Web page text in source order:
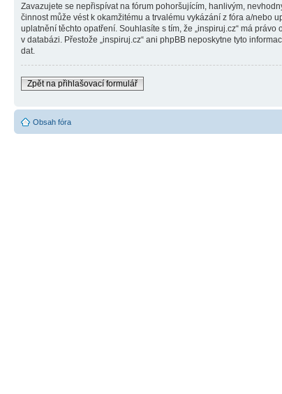
Zavazujete se nepřispívat na fórum pohoršujícím, hanlivým,
činnost může vést k okamžitému a trvalému vykázání z fóra a/nebo
uplatnění těchto opatření. Souhlasíte s tím, že „inspiruj.cz“ má
v databázi. Přestože „inspiruj.cz“ ani phpBB neposkytne tyto
dat.
Zpět na přihlašovací formulář
Obsah fóra